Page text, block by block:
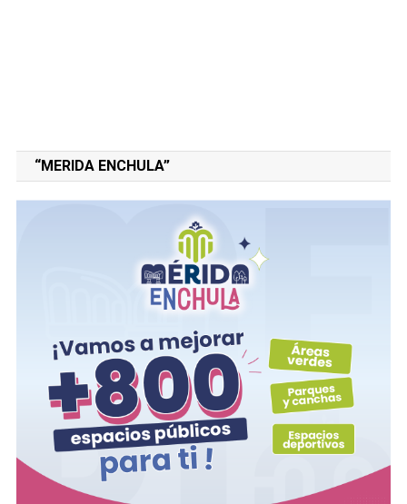
“MERIDA ENCHULA”